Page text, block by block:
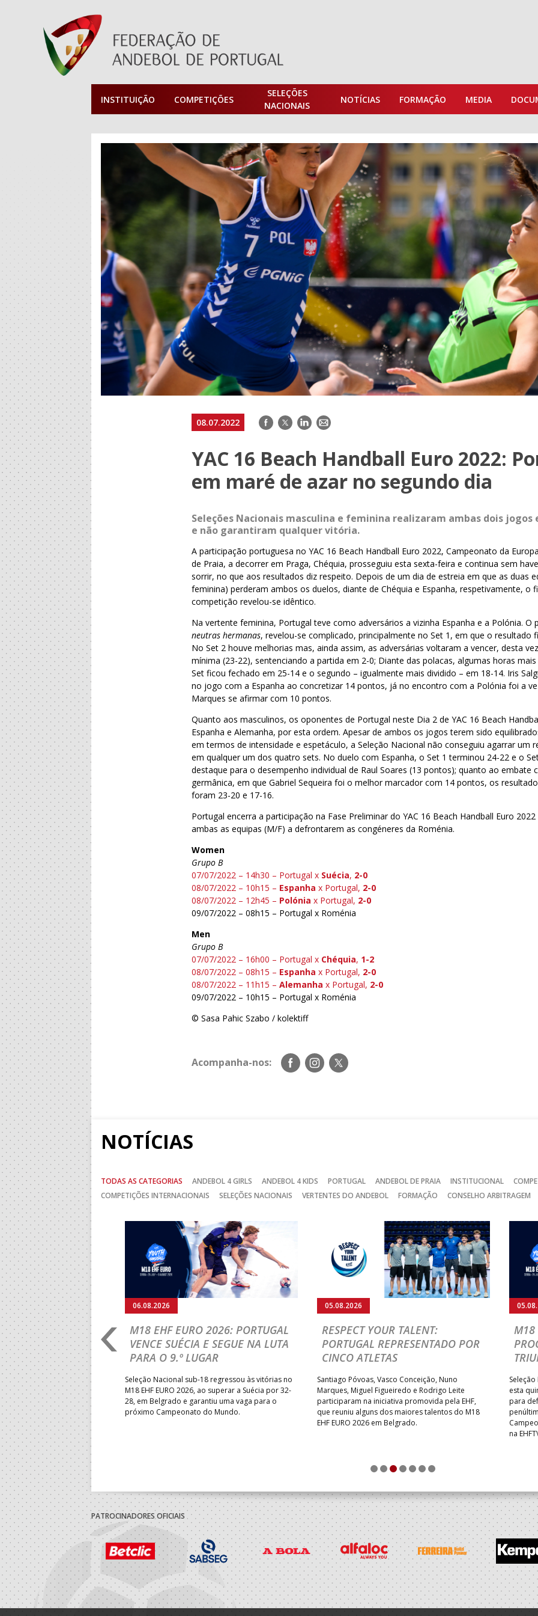
INSTITUIÇÃO COMPETIÇÕES
SELEÇÕES
NACIONAIS
NOTÍCIAS FORMAÇÃO MEDIA
08.07.2022 Facebook
TwitterLinkedIn
E-
YAC 16 Beach Handball Euro 2022:
em maré de azar no segundo dia
Seleções Nacionais masculina e feminina realizaram ambas dois
e não garantiram qualquer vitória.
A participação portuguesa no YAC 16 Beach Handball Euro 2022, Campeonato da
de Praia, a decorrer em Praga, Chéquia, prosseguiu esta sexta-feira e continua sem
sorrir, no que aos resultados diz respeito. Depois de um dia de estreia em que as duas
feminina) perderam ambos os duelos, diante de Chéquia e Espanha, respetivamente, o
competição revelou-se idêntico.
Na vertente feminina, Portugal teve como adversários a vizinha Espanha e a Polónia. O
neutras hermanas, revelou-se complicado, principalmente no Set 1, em que o resultado
No Set 2 houve melhorias mas, ainda assim, as adversárias voltaram a vencer, desta
mínima (23-22), sentenciando a partida em 2-0; Diante das polacas, algumas horas
Set ficou fechado em 25-14 e o segundo – igualmente mais dividido – em 18-14. Iris
no jogo com a Espanha ao concretizar 14 pontos, já no encontro com a Polónia foi a
Marques se afirmar com 10 pontos.
Quanto aos masculinos, os oponentes de Portugal neste Dia 2 de YAC 16 Beach
Espanha e Alemanha, por esta ordem. Apesar de ambos os jogos terem sido
em termos de intensidade e espetáculo, a Seleção Nacional não conseguiu agarrar um
em qualquer um dos quatro sets. No duelo com Espanha, o Set 1 terminou 24-22 e o
destaque para o desempenho individual de Raul Soares (13 pontos); quanto ao embate
germânica, em que Gabriel Sequeira foi o melhor marcador com 14 pontos, os
foram 23-20 e 17-16.
Portugal encerra a participação na Fase Preliminar do YAC 16 Beach Handball Euro
ambas as equipas (M/F) a defrontarem as congéneres da Roménia.
Women
Grupo B
07/07/2022 – 14h30 – Portugal x Suécia, 2-0
08/07/2022 – 10h15 – Espanhax Portugal, 2-0
08/07/2022 – 12h45 – Polóniax Portugal, 2-0
09/07/2022 – 08h15 – Portugal x Roménia
Men
Grupo B
07/07/2022 – 16h00 – Portugal x Chéquia, 1-2
08/07/2022 – 08h15 – Espanhax Portugal, 2-0
08/07/2022 – 11h15 –Alemanhax Portugal, 2-0
09/07/2022 – 10h15 – Portugal x Roménia
© Sasa Pahic Szabo / kolektiff
Acompanha-nos:
Siga-
nos
Siga-
nos
Siga-
nos
NOTÍCIAS
TODAS AS CATEGORIAS ANDEBOL 4 GIRLS ANDEBOL 4 KIDS PORTUGAL ANDEBOL DE PRAIA INSTITUCIONAL
COMPETIÇÕES INTERNACIONAIS
SELEÇÕES NACIONAIS VERTENTES DO ANDEBOL FORMAÇÃO CONSELHO ARBITRAGEM
CHAMPIONSHIP:
PARA A EQUIPA
o Brasil, em Ramnicu
apuramento dos lugares 17
confortável das jogadoras
06.08.2026
M18 EHF EURO 2026: PORTUGAL
VENCE SUÉCIA E SEGUE NA LUTA
PARA O 9.º LUGAR
Seleção Nacional sub-18 regressou às vitórias no
M18 EHF EURO 2026, ao superar a Suécia por 32-
28, em Belgrado e garantiu uma vaga para o
próximo Campeonato do Mundo.
05.08.2026
RESPECT YOUR TALENT:
PORTUGAL REPRESENTADO POR
CINCO ATLETAS
Santiago Póvoas, Vasco Conceição, Nuno
Marques, Miguel Figueiredo e Rodrigo Leite
participaram na iniciativa promovida pela EHF,
que reuniu alguns dos maiores talentos do M18
EHF EURO 2026 em Belgrado.
M18
esta
para
na
1 2 3 4 5 6 7
PATROCINADORES OFICIAIS